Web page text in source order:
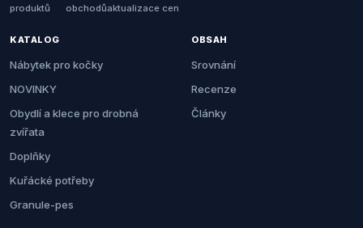
produktů obchodůaktualizace cen
KATALOG
Nábytek pro kočky
NOVINKY
Obydlí a klece pro drobná
zvířata
Doplňky
Kuřácké potřeby
Granule-pes
OBSAH
Srovnání
Recenze
Články